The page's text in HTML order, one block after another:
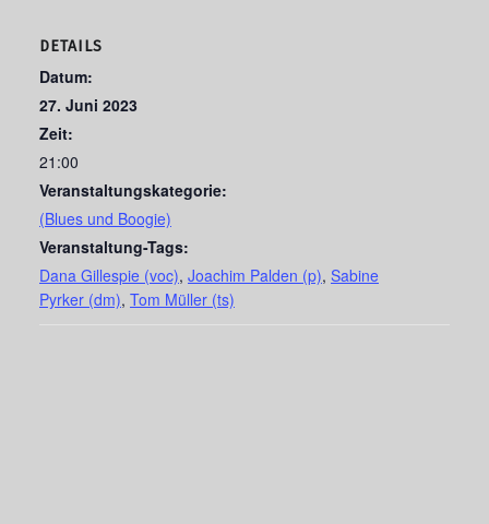
DETAILS
Datum:
27. Juni 2023
Zeit:
21:00
Veranstaltungskategorie:
(Blues und Boogie)
Veranstaltung-Tags:
Dana Gillespie (voc), Joachim Palden (p), Sabine
Pyrker (dm), Tom Müller (ts)